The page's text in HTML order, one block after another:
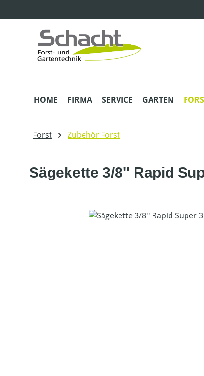
HOME FIRMA SERVICE GARTEN
Forst Zubehör Forst
Sägekette 3/8'' Rapid
Bildergalerie überspringen